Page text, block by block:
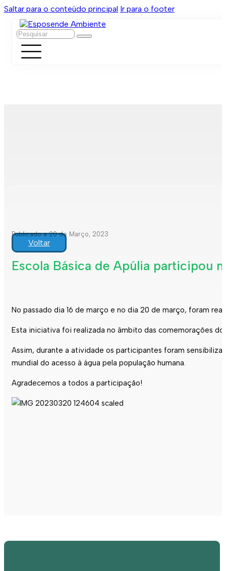
Saltar para o conteúdo principal Ir para o footer
Pesquisar
Publicado a 20 de Março, 2023
Voltar
Escola Básica de Apúlia participou
No passado dia 16 de março e no dia 20 de março, foram
Esta iniciativa foi realizada no âmbito das comemorações
Assim, durante a atividade os participantes foram
mundial do acesso à água pela população humana.
Agradecemos a todos a participação!